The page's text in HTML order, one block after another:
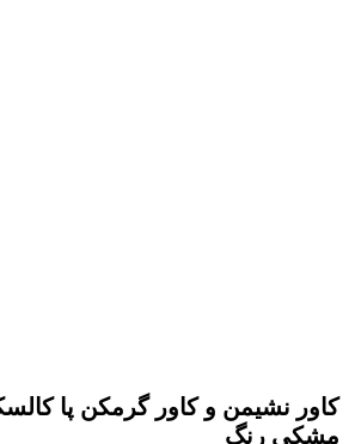
کاور نشیمن و کاور گرمکن پا
مشکی رنگ